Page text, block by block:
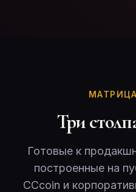
Три
Готовые к
построенные на
CCcoin и